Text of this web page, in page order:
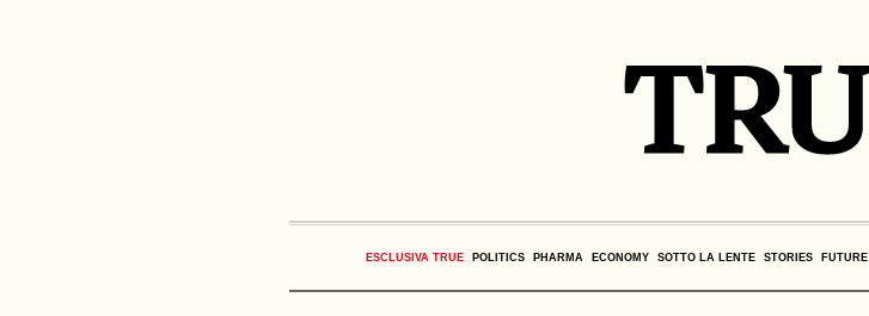
ESCLUSIVA TRUE POLITICS PHARMA ECONOMY SOTTO LA LENTE STORIES FUTURE